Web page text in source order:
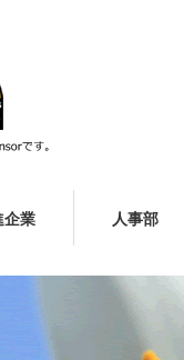
企業 人事部